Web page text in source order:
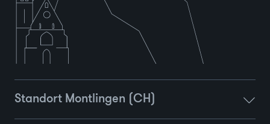
Standort Montlingen (CH)